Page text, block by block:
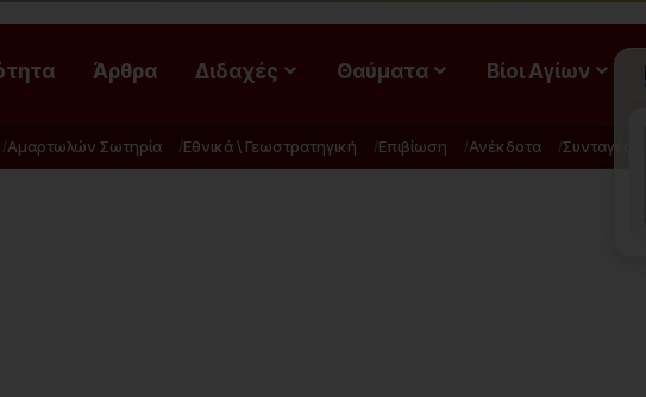
Άρθρα Διδαχές Θαύματα Βίοι Αγίων
Αμαρτωλών Σωτηρία Εθνικά \ Γεωστρατηγική Επιβίωση Ανέκδοτα Συνταγές